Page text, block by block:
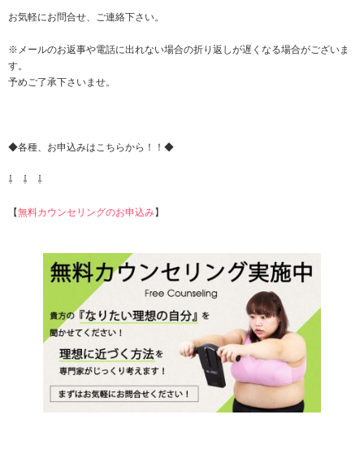
お気軽にお問合せ、ご連絡下さい。
※メールのお返事や電話に出れない場合の折り返しが遅くなる場合がございま
す。
予めご了承下さいませ。
◆各種、お申込みはこちらから！！◆
⇩ ⇩ ⇩
【無料カウンセリングのお申込み】